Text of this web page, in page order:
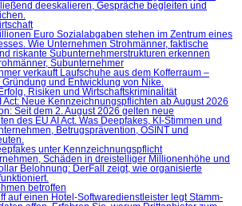
Subunternehmer
Risiken und Wirtschaftskriminalität
unter Kennzeichnungspflicht
betroffen